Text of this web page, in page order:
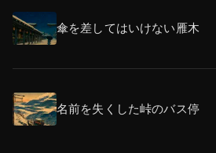
傘を差してはいけない雁木
名前を失くした峠のバス停